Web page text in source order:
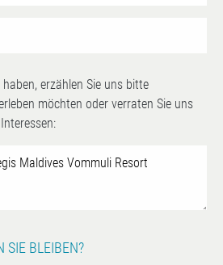
erzählen Sie uns bitte
möchten oder verraten Sie uns
SIE BLEIBEN?